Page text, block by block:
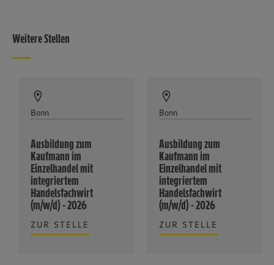
Weitere Stellen
Bonn
Ausbildung zum
Kaufmann im
Einzelhandel mit
integriertem
Handelsfachwirt
(m/w/d) - 2026
ZUR STELLE
Bonn
Ausbildung zum
Kaufmann im
Einzelhandel mit
integriertem
Handelsfachwirt
(m/w/d) - 2026
ZUR STELLE